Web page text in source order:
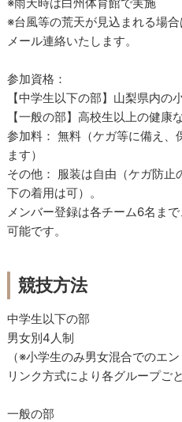
※台風等の荒天が見込まれる場
メール連絡いたします。
参加資格：
【中学生以下の部】山梨県内の
【一般の部】高校生以上の健康
参加料： 無料（ケガ等に備え、
ます）
その他： 服装は自由（ケガ防
下の着用は可）。
メンバー登録は各チーム6名ま
可能です。
競技方法
中学生以下の部
男女別4人制
（※小学生のみ男女混合でのエン
リンク方式により各グループご
一般の部